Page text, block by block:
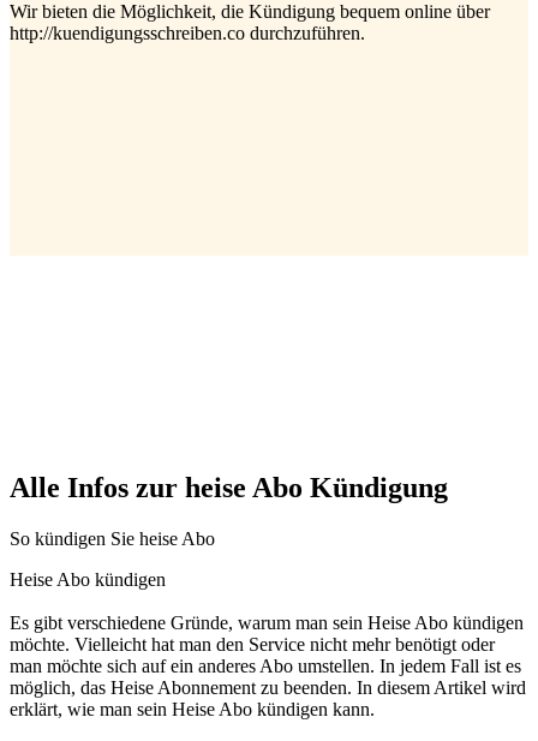
Wir bieten die Möglichkeit, die Kündigung bequem online über
http://kuendigungsschreiben.co durchzuführen.
Alle Infos zur heise Abo Kündigung
So kündigen Sie heise Abo
Heise Abo kündigen
Es gibt verschiedene Gründe, warum man sein Heise Abo kündigen
möchte. Vielleicht hat man den Service nicht mehr benötigt oder
man möchte sich auf ein anderes Abo umstellen. In jedem Fall ist es
möglich, das Heise Abonnement zu beenden. In diesem Artikel wird
erklärt, wie man sein Heise Abo kündigen kann.